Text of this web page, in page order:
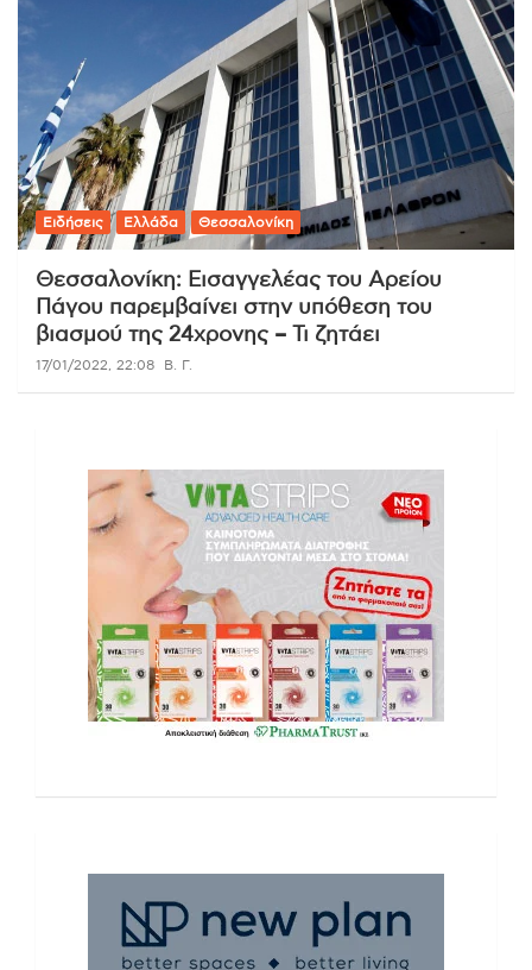
Ειδήσεις Ελλάδα Θεσσαλονίκη
Θεσσαλονίκη: Εισαγγελέας του Αρείου
Πάγου παρεμβαίνει στην υπόθεση του
βιασμού της 24χρονης – Τι ζητάει
17/01/2022, 22:08 Β. Γ.